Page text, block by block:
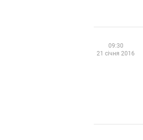
09:30
21 січня 2016